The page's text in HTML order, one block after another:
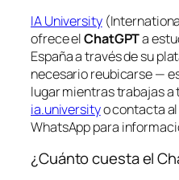
IA University
ofrece elChatGPTa
España a través de su
necesario reubicarse —
lugar mientras trabajas
ia.universityo contacta al
WhatsApp para
¿Cuánto cuesta el